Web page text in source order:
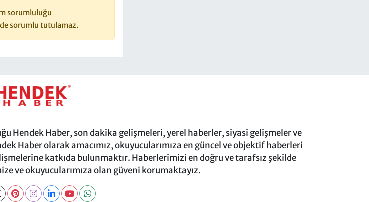
sorumluluğu
sorumlu tutulamaz.
Hendek Haber, son dakika gelişmeleri, yerel haberler, siyasi gelişmeler ve
Haber olarak amacımız, okuyucularımıza en güncel ve objektif haberleri
katkıda bulunmaktır. Haberlerimizi en doğru ve tarafsız şekilde
ve okuyucularımıza olan güveni korumaktayız.